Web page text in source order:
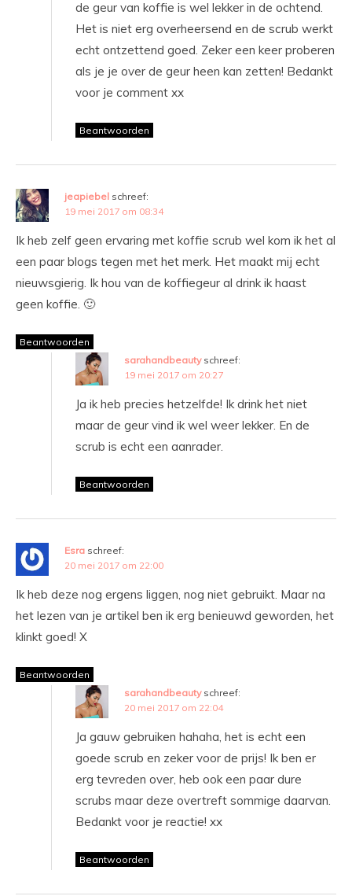
de geur van koffie is wel lekker in de ochtend.
Het is niet erg overheersend en de scrub werkt
echt ontzettend goed. Zeker een keer proberen
als je je over de geur heen kan zetten! Bedankt
voor je comment xx
Beantwoorden
jeapiebel schreef:
19 mei 2017 om 08:34
Ik heb zelf geen ervaring met koffie scrub wel kom ik het al
een paar blogs tegen met het merk. Het maakt mij echt
nieuwsgierig. Ik hou van de koffiegeur al drink ik haast
geen koffie. 🙂
Beantwoorden
sarahandbeauty schreef:
19 mei 2017 om 20:27
Ja ik heb precies hetzelfde! Ik drink het niet
maar de geur vind ik wel weer lekker. En de
scrub is echt een aanrader.
Beantwoorden
Esra schreef:
20 mei 2017 om 22:00
Ik heb deze nog ergens liggen, nog niet gebruikt. Maar na
het lezen van je artikel ben ik erg benieuwd geworden, het
klinkt goed! X
Beantwoorden
sarahandbeauty schreef:
20 mei 2017 om 22:04
Ja gauw gebruiken hahaha, het is echt een
goede scrub en zeker voor de prijs! Ik ben er
erg tevreden over, heb ook een paar dure
scrubs maar deze overtreft sommige daarvan.
Bedankt voor je reactie! xx
Beantwoorden